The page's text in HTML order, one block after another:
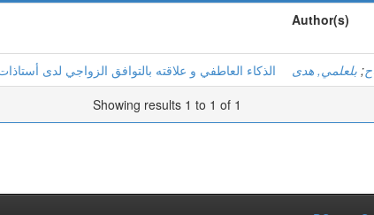
Author(s)
الذكاء العاطفي و علاقته بالتوافق الزواجي لدى ; بلعلمي, هدى
Showing results 1 to 1 of 1